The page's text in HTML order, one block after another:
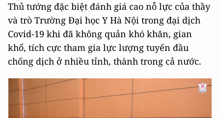
Thủ tướng đặc biệt đánh giá cao nỗ lực của thầy
và trò Trường Đại học Y Hà Nội trong đại dịch
Covid-19 khi đã không quản khó khăn, gian
khổ, tích cực tham gia lực lượng tuyến đầu
chống dịch ở nhiều tỉnh, thành trong cả nước.